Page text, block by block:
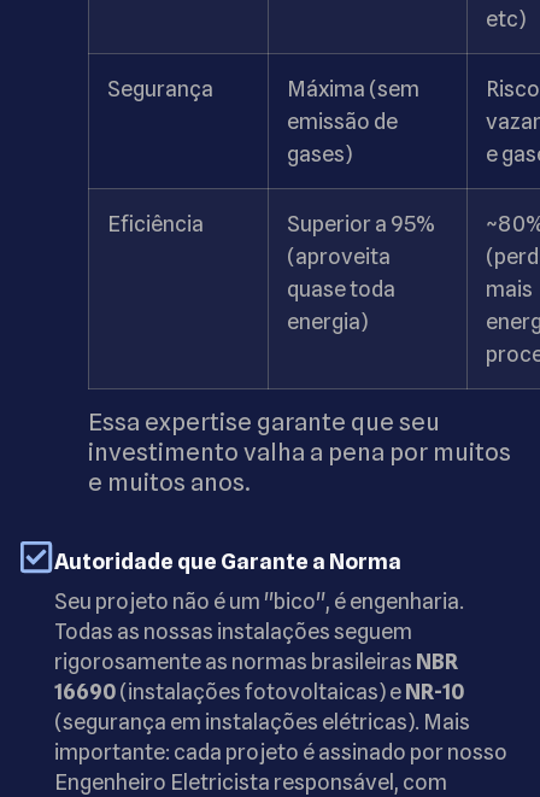
etc)
Segurança
Máxima (sem
emissão de
gases)
e
Eficiência
Superior a 95%
(aproveita
quase toda
energia)
mais
Essa expertise garante que seu
investimento valha a pena por muitos
e muitos anos.
Autoridade que Garante a Norma
Seu projeto não é um "bico", é engenharia.
Todas as nossas instalações seguem
rigorosamente as normas brasileiras NBR
16690(instalações fotovoltaicas) eNR-10
(segurança em instalações elétricas). Mais
importante: cada projeto é assinado por nosso
Engenheiro Eletricista responsável, com